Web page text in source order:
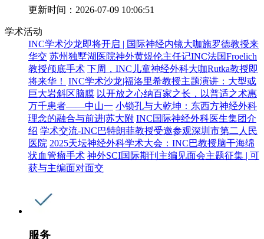
更新时间： 2026-07-09 10:06:51
学术活动
INC学术沙龙即将开启 | 国际神经内镜大咖施罗德教授来
华交 苏州独墅湖医院神外黄煜伦主任记INC法国Froelich
教授颅底手术 下周，INC儿童神经外科大咖Rutka教授即
将来华！
INC学术沙龙|福洛里希教授主题演讲：大型或
巨大岩斜区脑膜 以开放之心纳百家之长，以普适之术惠
万千患者——中山一 小锁孔与大乾坤：东西方神经外科
理念的融合与前进|苏大附 INC国际神经外科医生集团介
绍 学术交流-INC巴特朗菲教授受邀参观深圳市第二人民
医院 2025天坛神经外科学术大会：INC巴教授脑干海绵
状血管瘤手术 神外SCI国际期刊主编见面会主题征集 | 可
获与主编面对面交
服务